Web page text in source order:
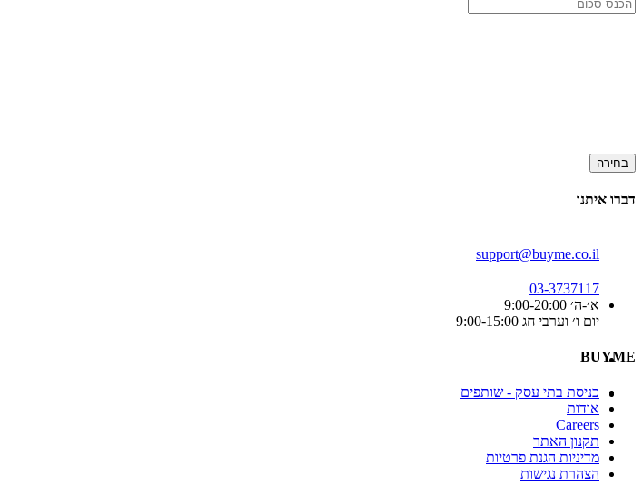
בחירה
דברו איתנו
support@buyme.co.il
03-3737117
א׳-ה׳ 9:00-20:00
יום ו׳ וערבי חג 9:00-15:00
BUYME
כניסת בתי עסק - שותפים
אודות
Careers
תקנון האתר
מדיניות הגנת פרטיות
הצהרת נגישות